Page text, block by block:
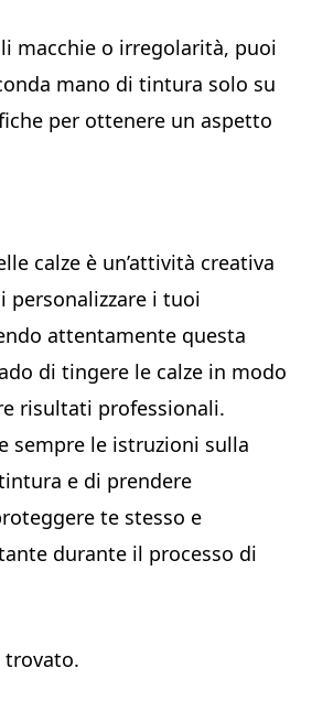
macchie o irregolarità, puoi
mano di tintura solo su
per ottenere un aspetto
calze è un’attività creativa
personalizzare i tuoi
attentamente questa
di tingere le calze in modo
risultati professionali.
sempre le istruzioni sulla
e di prendere
te stesso e
durante il processo di
trovato.